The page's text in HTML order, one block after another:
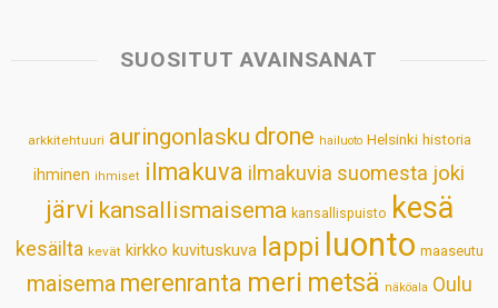
s
p
b
k
e
n
e
s
t
l
SUOSITUT AVAINSANAT
arkkitehtuuri auringonlasku drone hailuoto Helsinki historia
ihminen ihmiset ilmakuva ilmakuvia suomesta joki
järvi kansallismaisema kansallispuisto kesä
kesäilta kevät kirkko kuvituskuva lappi luonto maaseutu
maisema merenranta meri metsä näköala Oulu